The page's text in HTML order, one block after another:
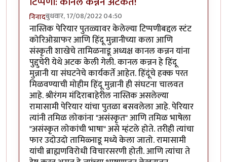
निनादबुधवार, 17/08/2022 04:50
नास्तिक पेरियार पुतळ्यावर केलेल्या टिप्पणीबद्दल स्टंट
कोरिओग्राफर आणि हिंदू मुन्नानीच्या कला आणि
संस्कृती शाखेचे तामिळनाडू अध्यक्ष कानल कन्नन यांना
पुद्दुचेरी येथे अटक केली गेली. कानल कन्नन हे हिंदू
मुन्नानी या संघटनेचे कार्यकर्ते आहेत. हिंदूंचे हक्क परत
मिळवण्याची मोहीम हिंदू मुन्नानी ही संघटना चालवत
आहे. श्रीरंगम मंदिराबाहेरील नास्तिक असलेल्या
रामासामी पेरियार यांचा पुतळा बसवलेला आहे. पेरियार
त्यांनी तमिळ लोकांना "असंस्कृत" आणि तमिळ भाषेला
"असंस्कृत लोकांची भाषा" असे म्हंटले होते. तरीही त्यांचा
फार उदोउदो तामिळ्नाडू मध्ये केला जातो. रामासामी
यांची ब्राह्मणविरोधी विचारसरणी होती. आणि त्यांचा ते